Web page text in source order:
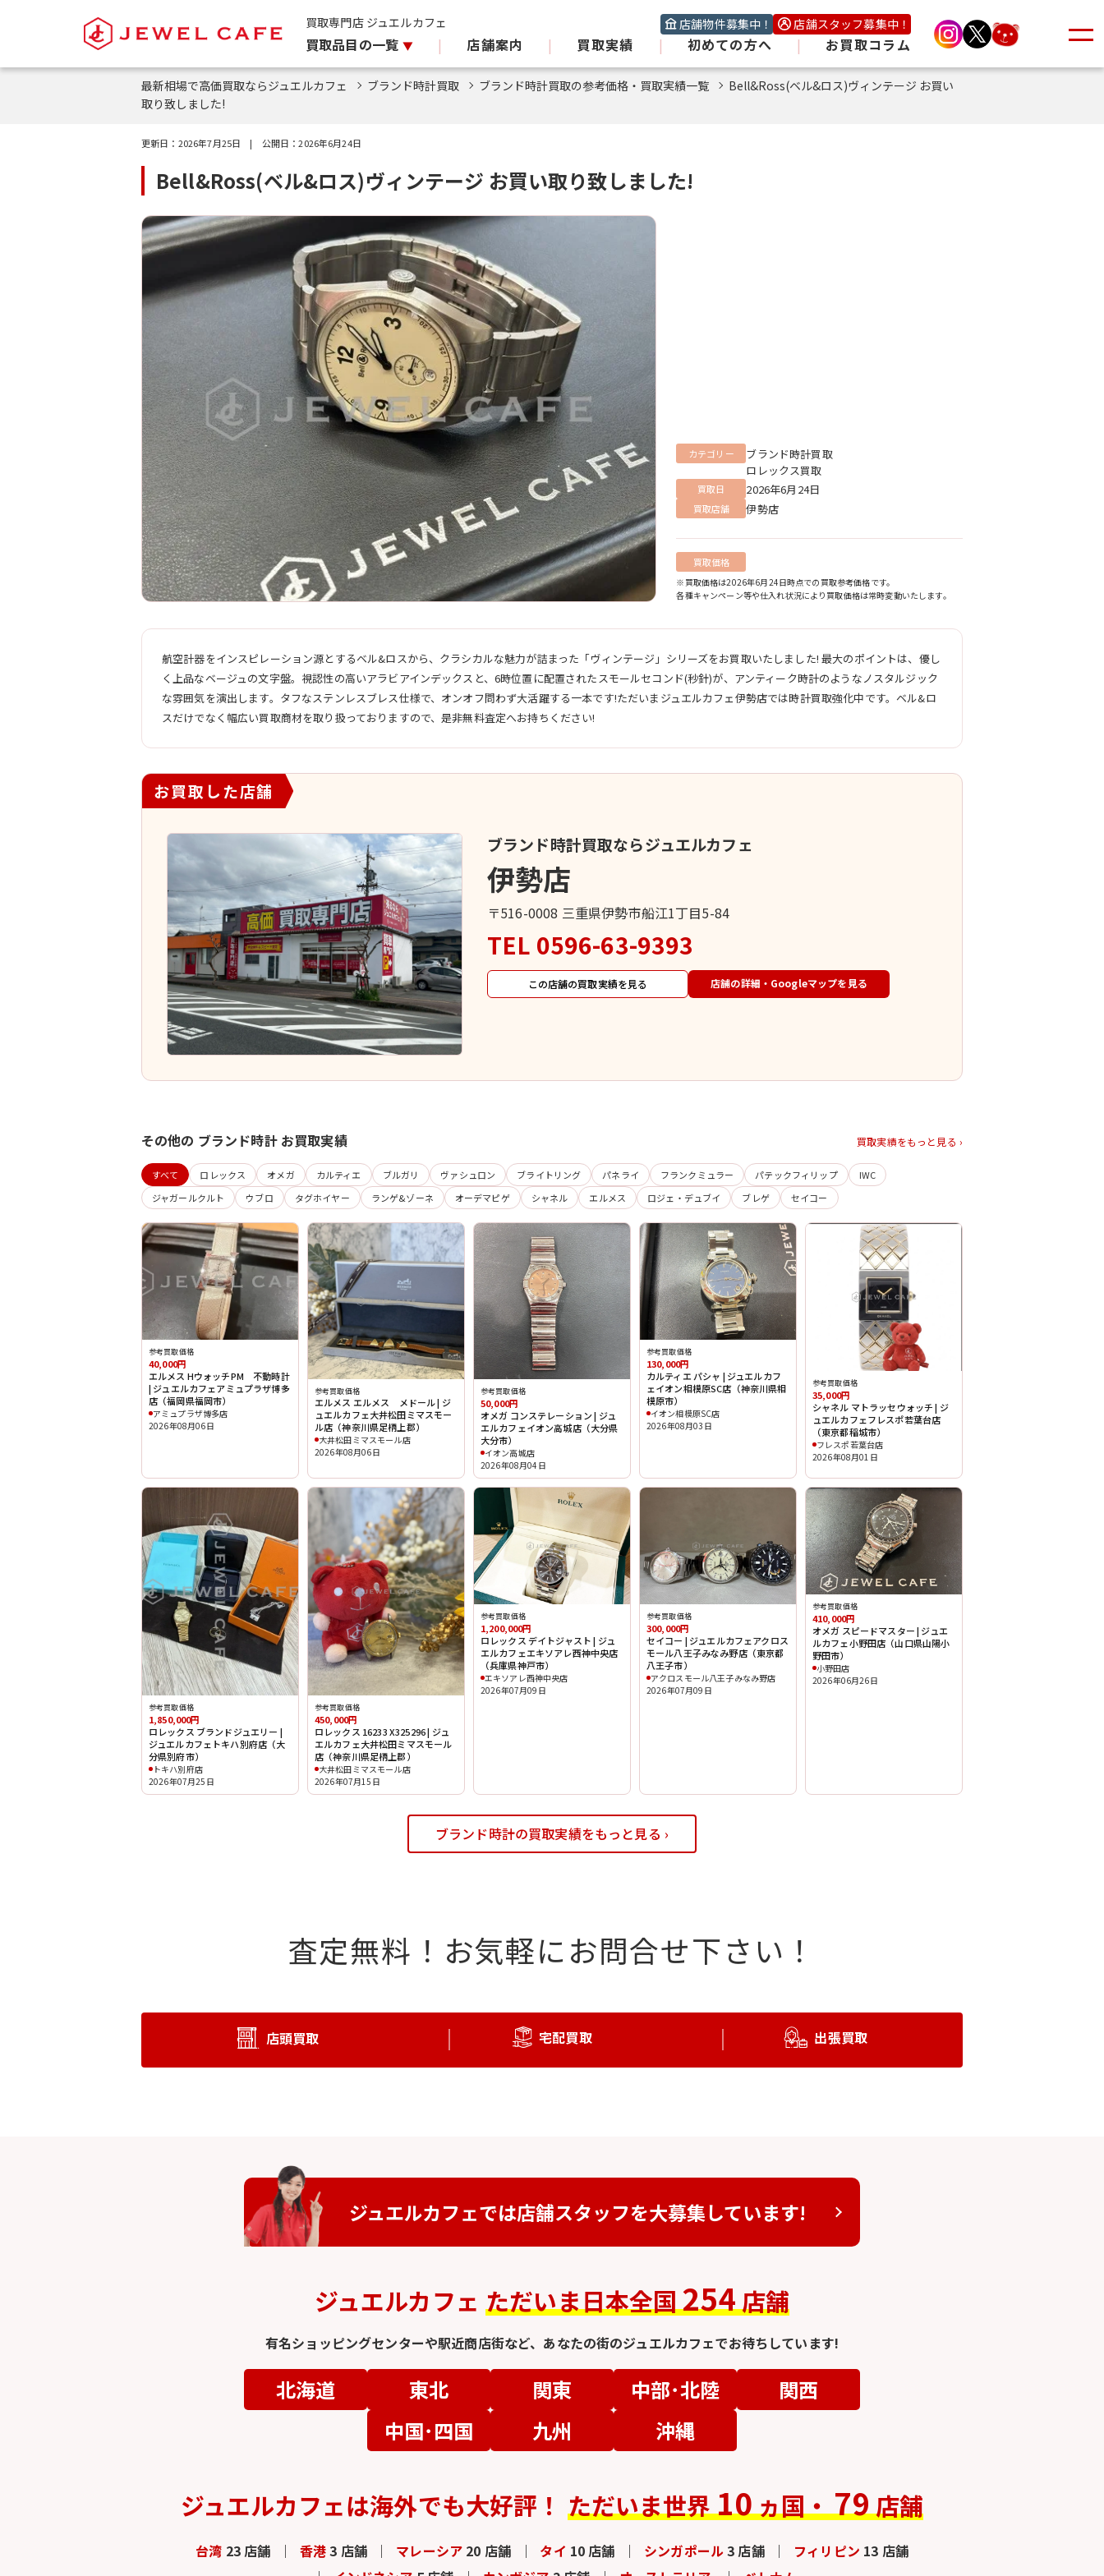
買取専門店 ジュエルカフェ 店舗物件募集中！ 店舗スタッフ募集中！
買取品目の一覧 | 店舗案内 | 買取実績 | 初めての方へ | お買取コラム
最新相場で高価買取ならジュエルカフェ ブランド時計買取 ブランド時計買取の参考価格・買取実績一覧
Bell&Ross(ベル&ロス)ヴィンテージ お買い
取り致しました!
更新日： 2026年7月25日 | 公開日：2026年6月24日
Bell&Ross(ベル&ロス)ヴィンテージ お買い取り致しました!
カテゴリー
ブランド時計買取
ロレックス買取
買取日 2026年6月24日
買取店舗 伊勢店
買取価格
※買取価格は2026年6月24日時点での買取参考価格です。
各種キャンペーン等や仕入れ状況により買取価格は常時変動いたします。
航空計器をインスピレーション源とするベル&ロスから、クラシカルな魅力が詰まった「ヴィンテージ」シリーズをお買取いたしました! 最大のポイントは、優し
く上品なベージュの文字盤。視認性の高いアラビアインデックスと、6時位置に配置されたスモールセコンド(秒針)が、アンティーク時計のようなノスタルジック
な雰囲気を演出します。タフなステンレスブレス仕様で、オンオフ問わず大活躍する一本です!ただいまジュエルカフェ伊勢店では時計買取強化中です。ベル&ロ
スだけでなく幅広い買取商材を取り扱っておりますので、是非無料査定へお持ちください!
お買取した店舗
ブランド時計買取ならジュエルカフェ
伊勢店
〒516-0008 三重県伊勢市船江1丁目5-84
TEL 0596-63-9393
この店舗の買取実績を見る 店舗の詳細・Googleマップを見る
その他の ブランド時計 お買取実績 買取実績をもっと見る ›
すべて ロレックス オメガ カルティエ ブルガリ ヴァシュロン ブライトリング パネライ フランクミュラー パテックフィリップ
IWC
ジャガールクルト
ウブロ タグホイヤー ランゲ&ゾーネ オーデマピゲ シャネル エルメス ロジェ・デュブイ ブレゲ セイコー
参考買取価格
40,000円
エルメス HウォッチPM 不動時計
| ジュエルカフェアミュプラザ博多
店（福岡県福岡市）
アミュプラザ博多店
2026年08月06日
参考買取価格
エルメス エルメス メドール | ジ
ュエルカフェ大井松田ミマスモー
ル店（神奈川県足柄上郡）
大井松田ミマスモール店
2026年08月06日
参考買取価格
50,000円
オメガ コンステレーション | ジュ
エルカフェイオン高城店（大分県
大分市）
イオン高城店
2026年08月04日
参考買取価格
130,000円
カルティエ パシャ | ジュエルカフ
ェイオン相模原SC店（神奈川県相
模原市）
イオン相模原SC店
2026年08月03日
参考買取価格
35,000円
シャネル マトラッセウォッチ | ジ
ュエルカフェフレスポ若葉台店
（東京都稲城市）
フレスポ若葉台店
2026年08月01日
参考買取価格
1,850,000円
ロレックス ブランドジュエリー |
ジュエルカフェトキハ別府店（大
分県別府市）
トキハ別府店
2026年07月25日
参考買取価格
450,000円
ロレックス 16233 X325296 | ジュ
エルカフェ大井松田ミマスモール
店（神奈川県足柄上郡）
大井松田ミマスモール店
2026年07月15日
参考買取価格
1,200,000円
ロレックス デイトジャスト | ジュ
エルカフェエキソアレ西神中央店
（兵庫県神戸市）
エキソアレ西神中央店
2026年07月09日
参考買取価格
300,000円
セイコー | ジュエルカフェアクロス
モール八王子みなみ野店（東京都
八王子市）
アクロスモール八王子みなみ野店
2026年07月09日
参考買取価格
410,000円
オメガ スピードマスター | ジュエ
ルカフェ小野田店（山口県山陽小
野田市）
小野田店
2026年06月26日
ブランド時計の買取実績をもっと見る ›
査定無料！ お気軽にお問合せ下さい！
店頭買取 宅配買取 出張買取
ジュエルカフェでは店舗スタッフを大募集しています!
ジュエルカフェただいま日本全国254店舗
有名ショッピングセンターや駅近商店街など、 あなたの街のジュエルカフェでお待ちしています!
北海道 東北 関東 中部･北陸
関西
中国･四国
九州 沖縄
ジュエルカフェは海外でも大好評！ ただいま世界10ヵ国・79店舗
台湾 23 店舗 香港3 店舗 マレーシア 20 店舗 タイ 10 店舗 シンガポール3 店舗 フィリピン 13 店舗